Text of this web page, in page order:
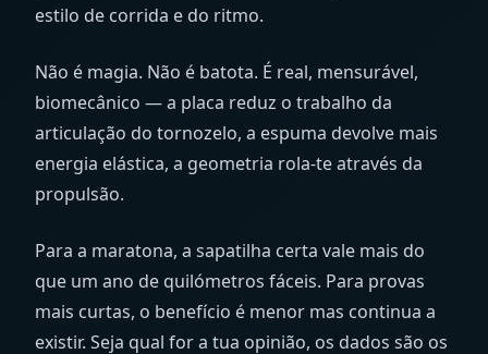
estilo de corrida e do ritmo.
Não é magia. Não é batota. É real, mensurável,
biomecânico — a placa reduz o trabalho da
articulação do tornozelo, a espuma devolve mais
energia elástica, a geometria rola-te através da
propulsão.
Para a maratona, a sapatilha certa vale mais do
que um ano de quilómetros fáceis. Para provas
mais curtas, o benefício é menor mas continua a
existir. Seja qual for a tua opinião, os dados são os